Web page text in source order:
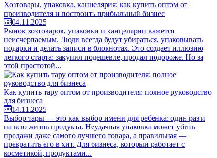
Хозтовары, упаковка, канцелярия: как купить оптом от
производителя и построить прибыльный бизнес
04.11.2025
Рынок хозтоваров, упаковки и канцелярии кажется
неисчерпаемым. Люди всегда будут убираться, упаковывать
подарки и делать записи в блокнотах. Это создает иллюзию
легкого старта: закупил подешевле, продал подороже. Но за
этой простотой...
Как купить тару оптом от производителя: полное руководство
для бизнеса
14.11.2025
Выбор тары — это как выбор имени для ребенка: один раз и
на всю жизнь продукта. Неудачная упаковка может убить
продажи даже самого лучшего товара, а правильная —
превратить его в хит. Для бизнеса, который работает с
косметикой, продуктами...